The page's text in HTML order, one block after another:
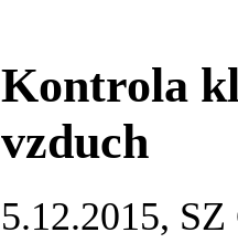
Kontrola
vzduch
5.12.2015,